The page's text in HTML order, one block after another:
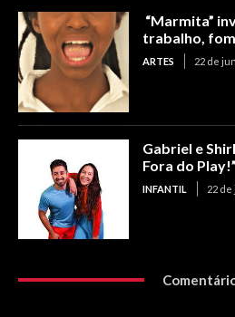
“Marmita”
trabalho,
ARTES 22 de
Gabriel e
Fora do
INFANTIL 22